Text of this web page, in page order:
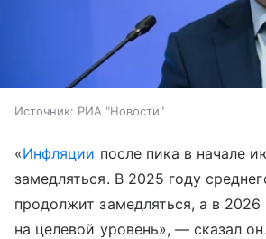
Источник: РИА "Новости"
«Инфляции после пика в начале
замедляться. В 2025 году
продолжит замедляться, а в
на целевой уровень», — сказал он.